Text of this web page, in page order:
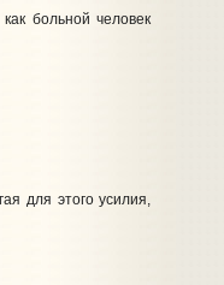
больной человек
для этого усилия,